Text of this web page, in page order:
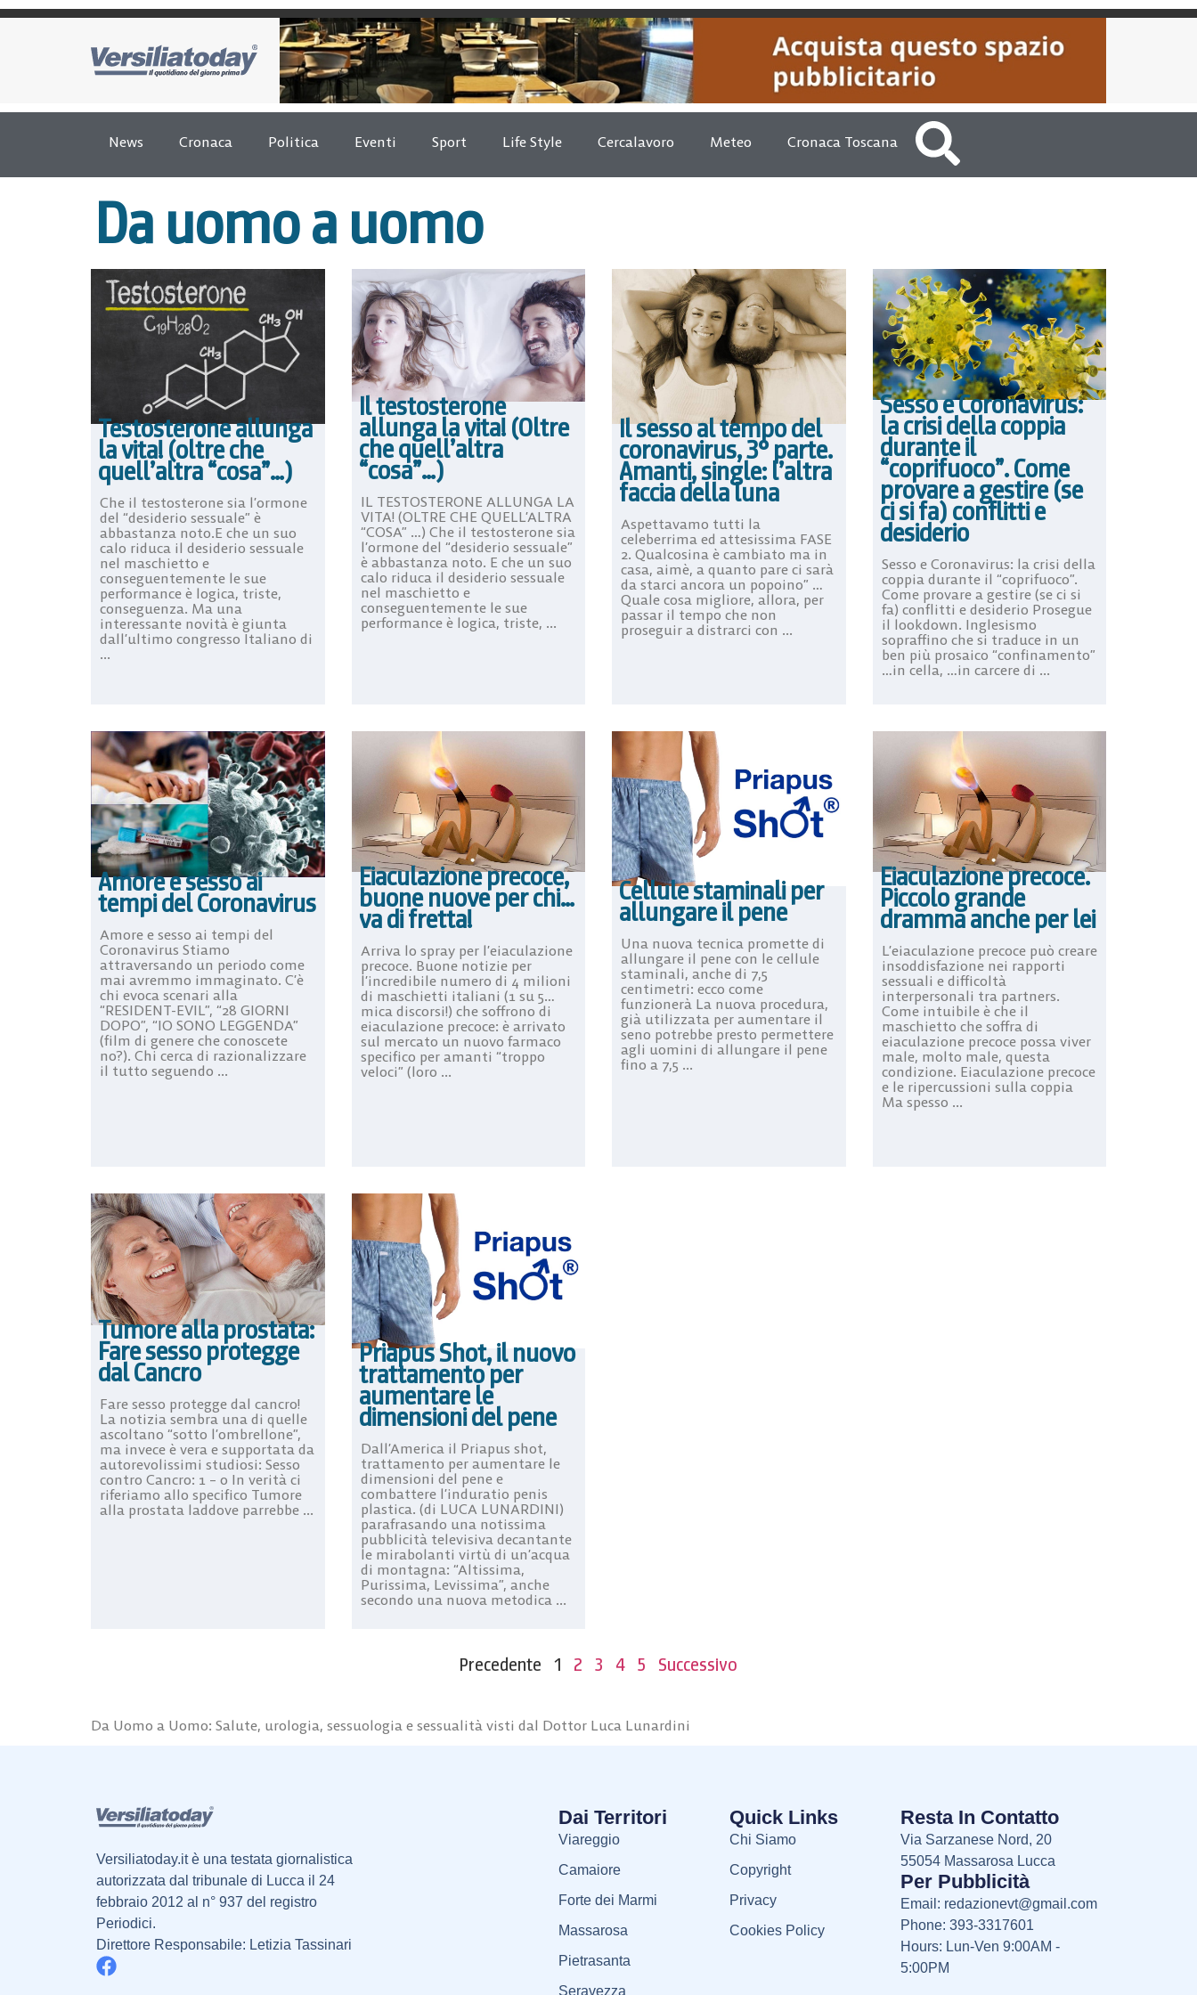
News Cronaca Politica Eventi Sport Life Style Cercalavoro Meteo Cronaca Toscana
Da uomo a uomo
Testosterone allunga
la vita! (oltre che
quell’altra “cosa”…)
Che il testosterone sia l’ormone
del “desiderio sessuale” è
abbastanza noto.E che un suo
calo riduca il desiderio sessuale
nel maschietto e
conseguentemente le sue
performance è logica, triste,
conseguenza. Ma una
interessante novità è giunta
dall’ultimo congresso Italiano di
...
Il testosterone
allunga la vita! (Oltre
che quell’altra
“cosa”…)
IL TESTOSTERONE ALLUNGA LA
VITA! (OLTRE CHE QUELL’ALTRA
“COSA” …) Che il testosterone sia
l’ormone del “desiderio sessuale”
è abbastanza noto. E che un suo
calo riduca il desiderio sessuale
nel maschietto e
conseguentemente le sue
performance è logica, triste, ...
Il sesso al tempo del
coronavirus, 3° parte.
Amanti, single: l’altra
faccia della luna
Aspettavamo tutti la
celeberrima ed attesissima FASE
2. Qualcosina è cambiato ma in
casa, aimè, a quanto pare ci sarà
da starci ancora un popoino” …
Quale cosa migliore, allora, per
passar il tempo che non
proseguir a distrarci con ...
Sesso e Coronavirus:
la crisi della coppia
durante il
“coprifuoco”. Come
provare a gestire (se
ci si fa) conflitti e
desiderio
Sesso e Coronavirus: la crisi della
coppia durante il “coprifuoco”.
Come provare a gestire (se ci si
fa) conflitti e desiderio Prosegue
il lookdown. Inglesismo
sopraffino che si traduce in un
ben più prosaico “confinamento”
…in cella, …in carcere di ...
Amore e sesso ai
tempi del Coronavirus
Amore e sesso ai tempi del
Coronavirus Stiamo
attraversando un periodo come
mai avremmo immaginato. C’è
chi evoca scenari alla
“RESIDENT-EVIL”, “28 GIORNI
DOPO”, “IO SONO LEGGENDA”
(film di genere che conoscete
no?). Chi cerca di razionalizzare
il tutto seguendo ...
Eiaculazione precoce,
buone nuove per chi…
va di fretta!
Arriva lo spray per l’eiaculazione
precoce. Buone notizie per
l’incredibile numero di 4 milioni
di maschietti italiani (1 su 5…
mica discorsi!) che soffrono di
eiaculazione precoce: è arrivato
sul mercato un nuovo farmaco
specifico per amanti “troppo
veloci” (loro ...
Cellule staminali per
allungare il pene
Una nuova tecnica promette di
allungare il pene con le cellule
staminali, anche di 7,5
centimetri: ecco come
funzionerà La nuova procedura,
già utilizzata per aumentare il
seno potrebbe presto permettere
agli uomini di allungare il pene
fino a 7,5 ...
Eiaculazione precoce.
Piccolo grande
dramma anche per lei
L’eiaculazione precoce può creare
insoddisfazione nei rapporti
sessuali e difficoltà
interpersonali tra partners.
Come intuibile è che il
maschietto che soffra di
eiaculazione precoce possa viver
male, molto male, questa
condizione. Eiaculazione precoce
e le ripercussioni sulla coppia
Ma spesso ...
Tumore alla prostata:
Fare sesso protegge
dal Cancro
Fare sesso protegge dal cancro!
La notizia sembra una di quelle
ascoltano “sotto l’ombrellone”,
ma invece è vera e supportata da
autorevolissimi studiosi: Sesso
contro Cancro: 1 – 0 In verità ci
riferiamo allo specifico Tumore
alla prostata laddove parrebbe ...
Priapus Shot, il nuovo
trattamento per
aumentare le
dimensioni del pene
Dall’America il Priapus shot,
trattamento per aumentare le
dimensioni del pene e
combattere l’induratio penis
plastica. (di LUCA LUNARDINI)
parafrasando una notissima
pubblicità televisiva decantante
le mirabolanti virtù di un’acqua
di montagna: “Altissima,
Purissima, Levissima”, anche
secondo una nuova metodica ...
Precedente 1 2 3 4 5 Successivo
Da Uomo a Uomo: Salute, urologia, sessuologia e sessualità visti dal Dottor Luca Lunardini
Versiliatoday.it è una testata giornalistica
autorizzata dal tribunale di Lucca il 24
febbraio 2012 al n° 937 del registro
Periodici.
Direttore Responsabile: Letizia Tassinari
Dai Territori
Viareggio
Camaiore
Forte dei Marmi
Massarosa
Pietrasanta
Seravezza
Quick Links
Chi Siamo
Copyright
Privacy
Cookies Policy
Resta In Contatto
Via Sarzanese Nord, 20
55054 Massarosa Lucca
Per Pubblicità
Email: redazionevt@gmail.com
Phone: 393-3317601
Hours: Lun-Ven 9:00AM -
5:00PM